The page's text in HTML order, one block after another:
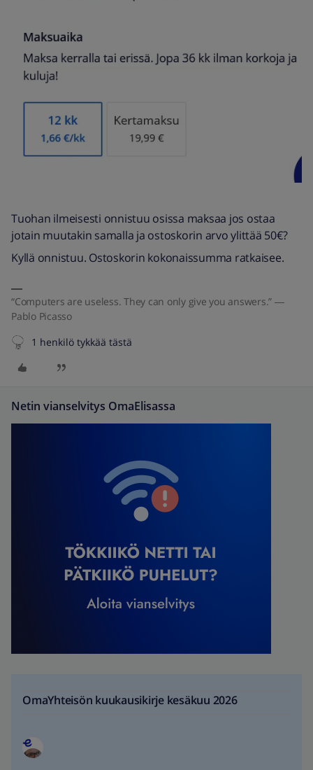
Tuohan ilmeisesti onnistuu osissa maksaa jos ostaa
jotain muutakin samalla ja ostoskorin arvo ylittää 50€?
Kyllä onnistuu. Ostoskorin kokonaissumma ratkaisee.
“Computers are useless. They can only give you answers.” ―
Pablo Picasso
1 henkilö tykkää tästä
Netin vianselvitys OmaElisassa
OmaYhteisön kuukausikirje kesäkuu 2026